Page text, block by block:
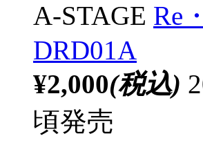
A-STAGE Re
DRD01A
¥2,000(税込)
頃発売